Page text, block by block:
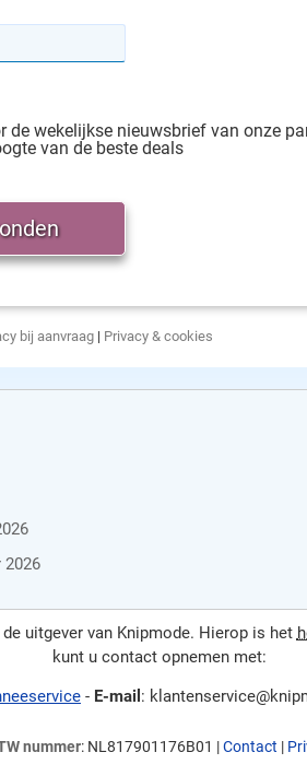
de wekelijkse nieuwsbrief van onze
van de beste deals
bij aanvraag| Privacy & cookies
2026
uitgever van Knipmode. Hierop is het
kunt u contact opnemen met:
- E-mail :
nummer: NL817901176B01 |Contact |